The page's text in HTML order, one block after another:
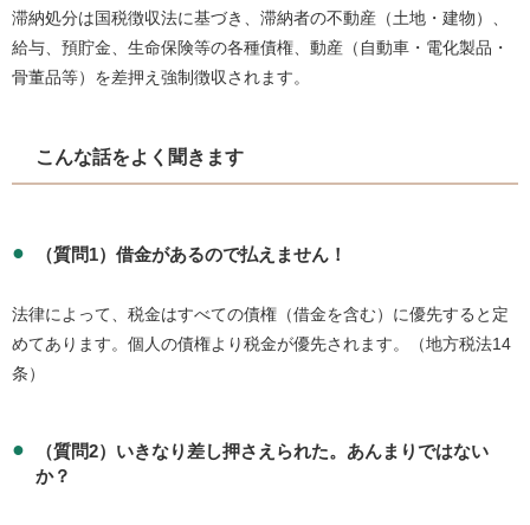
滞納処分は国税徴収法に基づき、滞納者の不動産（土地・建物）、
給与、預貯金、生命保険等の各種債権、動産（自動車・電化製品・
骨董品等）を差押え強制徴収されます。
こんな話をよく聞きます
（質問1）借金があるので払えません！
法律によって、税金はすべての債権（借金を含む）に優先すると定
めてあります。個人の債権より税金が優先されます。（地方税法14
条）
（質問2）いきなり差し押さえられた。あんまりではない
か？